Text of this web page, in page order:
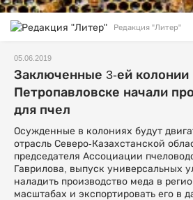
Редакция "Литер"
05.06.2019
Заключенные 3-ей колонии
Петропавловске начали
для пчел
Осужденные в колониях будут
отрасль Северо-Казахстанской
председателя Ассоциации
Гаврилова, выпуск универсальных
наладить производство меда в
масштабах и экспортировать его в